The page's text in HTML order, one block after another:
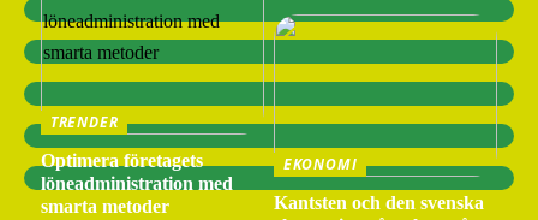
TRENDER
Optimera företagets
löneadministration med
smarta metoder
EKONOMI
Kantsten och den svenska